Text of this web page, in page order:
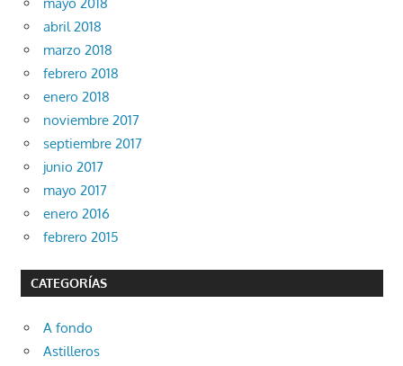
abril 2018
marzo 2018
febrero 2018
enero 2018
noviembre 2017
septiembre 2017
junio 2017
mayo 2017
enero 2016
febrero 2015
CATEGORÍAS
A fondo
Astilleros